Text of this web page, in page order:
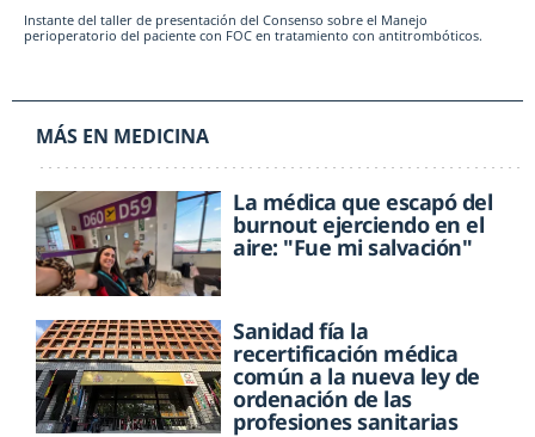
Instante del taller de presentación del Consenso sobre el Manejo
perioperatorio del paciente con FOC en tratamiento con antitrombóticos.
MÁS EN MEDICINA
La médica que escapó del
burnout ejerciendo en el
aire: "Fue mi salvación"
Sanidad fía la
recertificación médica
común a la nueva ley de
ordenación de las
profesiones sanitarias